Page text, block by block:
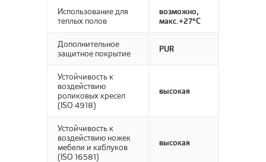
Использование для
теплых полов
возможно,
макс.+27°С
Дополнительное
защитное покрытие
PUR
Устойчивость к
воздействию
роликовых кресел
(ISO 4918)
высокая
Устойчивость к
воздействию ножек
мебели и каблуков
(ISO 16581)
высокая